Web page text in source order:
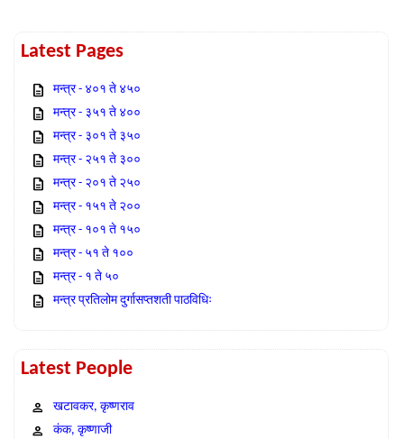
Latest Pages
मन्त्र - ४०१ ते ४५०
मन्त्र - ३५१ ते ४००
मन्त्र - ३०१ ते ३५०
मन्त्र - २५१ ते ३००
मन्त्र - २०१ ते २५०
मन्त्र - १५१ ते २००
मन्त्र - १०१ ते १५०
मन्त्र - ५१ ते १००
मन्त्र - १ ते ५०
मन्त्र प्रतिलोम दुर्गासप्तशती पाठविधिः
Latest People
खटावकर, कृष्णराव
कंक, कृष्णाजी